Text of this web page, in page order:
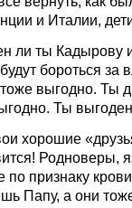
и Италии,
ли ты Кадырову
бороться за
выгодно. Ты
Ты
хорошие
Родноверы,
по признаку
Папу, а они